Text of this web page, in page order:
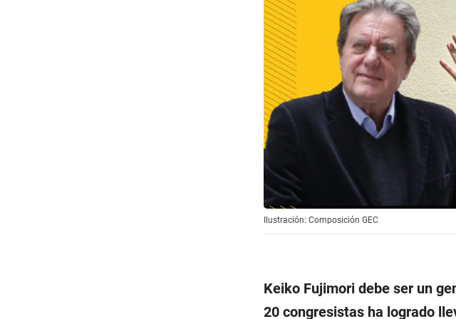
Ilustración: Composición GEC
Keiko Fujimori debe ser un
20 congresistas ha logrado